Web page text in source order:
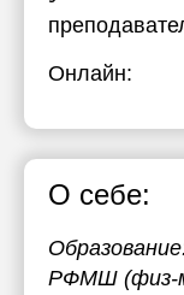
Онлайн:
О себе:
РФМШ (физ-